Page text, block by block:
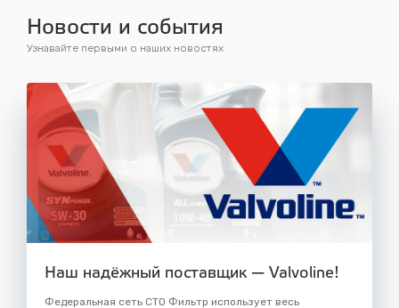
Новости и события
Узнавайте первыми о наших новостях
Наш надёжный поставщик — Valvoline!
Федеральная сеть СТО Фильтр использует весь